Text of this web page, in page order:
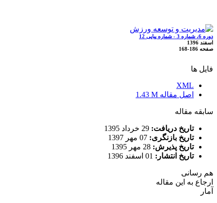
دوره 6، شماره 3 - شماره پیاپی 12
اسفند 1396
صفحه 168-186
فایل ها
XML
اصل مقاله 1.43 M
سابقه مقاله
تاریخ دریافت:
تاریخ بازنگری:
تاریخ پذیرش:
تاریخ انتشار:
هم رسانی
ارجاع به این مقاله
آمار